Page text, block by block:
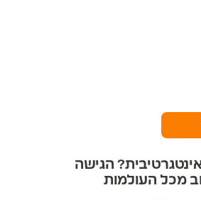
הגישה
מכל העולמות